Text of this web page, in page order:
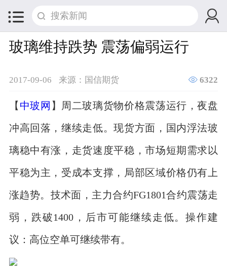
 
玻璃维持跌势 震荡偏弱运行
2017-09-06 来源：国信期货  6322
【 中玻网 】周二玻璃货物价格震荡运行，夜盘
冲高回落，继续走低。现货方面，国内浮法玻
璃稳中有涨，走货速度平稳，市场短期需求以
平稳为主，受成本支撑，局部区域价格仍有上
涨趋势。技术面，主力合约FG1801合约震荡走
弱，跌破1400，后市可能继续走低。操作建
议：高位空单可继续带有。